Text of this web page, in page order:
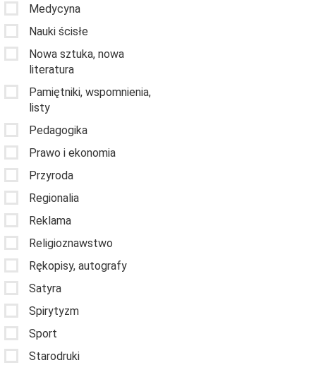
Medycyna
Nauki ścisłe
Nowa sztuka, nowa
literatura
Pamiętniki, wspomnienia,
listy
Pedagogika
Prawo i ekonomia
Przyroda
Regionalia
Reklama
Religioznawstwo
Rękopisy, autografy
Satyra
Spirytyzm
Sport
Starodruki